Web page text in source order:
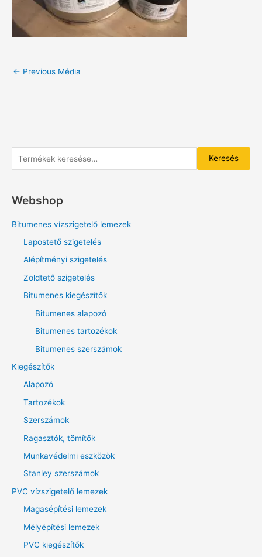
e
e
Keresés
Webshop
Bitumenes vízszigetelő lemezek
Lapostető szigetelés
Alépítményi szigetelés
Zöldtető szigetelés
Bitumenes kiegészítők
Bitumenes alapozó
Bitumenes tartozékok
Bitumenes szerszámok
Kiegészítők
Alapozó
Tartozékok
Szerszámok
Ragasztók, tömítők
Munkavédelmi eszközök
Stanley szerszámok
PVC vízszigetelő lemezek
Magasépítési lemezek
Mélyépítési lemezek
PVC kiegészítők
← Previous Média